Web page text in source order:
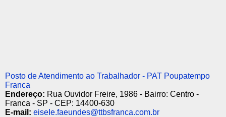
Posto de Atendimento ao Trabalhador - PAT Poupatempo
Franca
Endereço: Rua Ouvidor Freire, 1986 - Bairro: Centro -
Franca - SP - CEP: 14400-630
E-mail: eiseIe.faeundes@ttbsfranca.com.br